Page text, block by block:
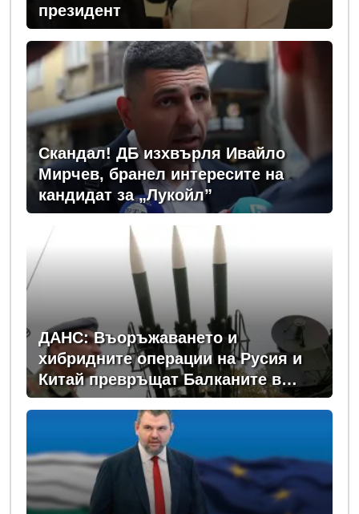
президент
Скандал! ДБ изхвърля Ивайло
Мирчев, бранел интересите на
кандидат за „Лукойл”
ДАНС: Въоръжаването и
хибридните операции на Русия и
Китай превръщат Балканите в
зона на нестабилност